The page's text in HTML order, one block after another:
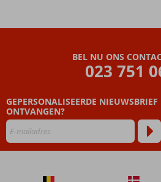
of
genieten in
wel 7
restaurants
Een
heerlijke
miniclub
en volop
activiteiten
BEL NU ONS
023 751
GEPERSONALISEERDE NIEUWSBRIEF
ONTVANGEN?